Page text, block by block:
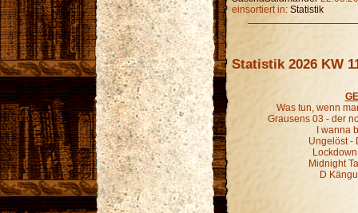
einsortiert in: Statistik
Statistik 2026 KW
Was tun, wenn
Grausens 03 - der
I wanna
Ungelöst -
Midnight
D